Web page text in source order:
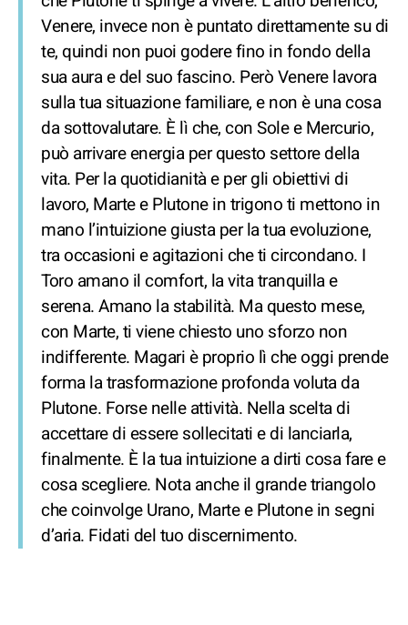
Venere, invece non è puntato direttamente su di
te, quindi non puoi godere fino in fondo della
sua aura e del suo fascino. Però Venere lavora
sulla tua situazione familiare, e non è una cosa
da sottovalutare. È lì che, con Sole e Mercurio,
può arrivare energia per questo settore della
vita. Per la quotidianità e per gli obiettivi di
lavoro, Marte e Plutone in trigono ti mettono in
mano l’intuizione giusta per la tua evoluzione,
tra occasioni e agitazioni che ti circondano. I
Toro amano il comfort, la vita tranquilla e
serena. Amano la stabilità. Ma questo mese,
con Marte, ti viene chiesto uno sforzo non
indifferente. Magari è proprio lì che oggi prende
forma la trasformazione profonda voluta da
Plutone. Forse nelle attività. Nella scelta di
accettare di essere sollecitati e di lanciarla,
finalmente. È la tua intuizione a dirti cosa fare e
cosa scegliere. Nota anche il grande triangolo
che coinvolge Urano, Marte e Plutone in segni
d’aria. Fidati del tuo discernimento.